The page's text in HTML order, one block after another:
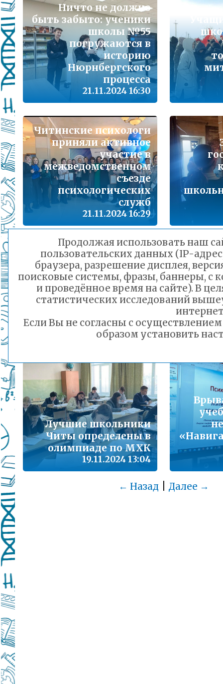
Подробнее...
Школа управленческого резерва: Ваш
Подробнее...
ВАШ РЕБЁНОК ИДЁТ В ДЕТСКИЙ САД
Подробнее...
Детский телефон доверия
Подробнее...
«Горячая линия» для сообщения
находящихся в социально опасной
Подробнее...
Телефон горячей линии по вопросам
проведения государственной итоговой
образовательным программам основного
образования и среднего общего
Порядок предоставления льготного
малоимущих семей
Подробнее...
Горячая линия по вопросам школьного
30-21
дошкольного образования и тел 32-41-13
Подробнее...
Ничто не должно
быть забыто: ученики
школы №55
погружаются в
историю
Нюрнбергского
процесса
21.11.2024 16:30
Читинские психологи
приняли активное
участие в
межведомственном
съезде
психологических
служб
21.11.2024 16:29
Мир музея: квест-
города Читы
19.11.2024 22:13
Лучшие школьники
Читы определены в
олимпиаде по МХК
19.11.2024 13:04
← Назад| Далее →
Продолжая использовать наш
пользовательских данных (IP-
браузера, разрешение дисплея,
поисковые системы, фразы, баннеры, с
и проведённое время на сайте). В
статистических исследований
Если Вы не согласны с
образом установить